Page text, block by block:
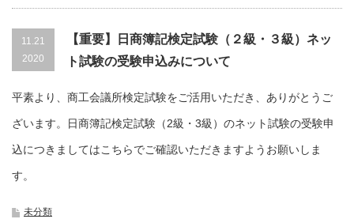
11.21
2020
【重要】日商簿記検定試験（２級・３級）ネッ
ト試験の受験申込みについて
平素より、商工会議所検定試験をご活用いただき、ありがとうご
ざいます。日商簿記検定試験（2級・3級）のネット試験の受験申
込につきましてはこちらでご確認いただきますようお願いしま
す。
未分類